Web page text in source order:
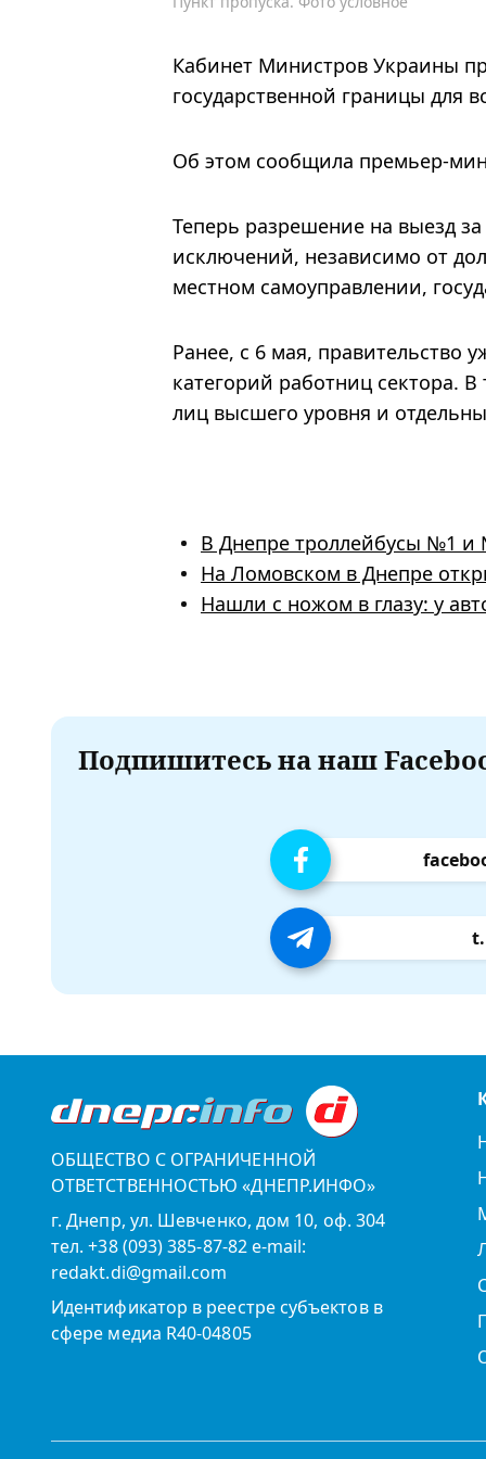
Кабинет Министров Украины
государственной границы для
Об этом сообщила премьер-
Теперь разрешение на выезд
исключений, независимо от
местном самоуправлении,
Ранее, с 6 мая, правительство
категорий работниц сектора.
лиц высшего уровня и
В Днепре троллейбусы №1 и
На Ломовском в Днепре
Нашли с ножом в глазу: у
Подпишитесь на наш
ОБЩЕСТВО С ОГРАНИЧЕННОЙ
ОТВЕТСТВЕННОСТЬЮ «ДНЕПР.ИНФО»
г. Днепр, ул. Шевченко, дом 10, оф. 304
тел. +38 (093) 385-87-82 e-mail:
redakt.di@gmail.com
Идентификатор в реестре субъектов в
сфере медиа R40-04805